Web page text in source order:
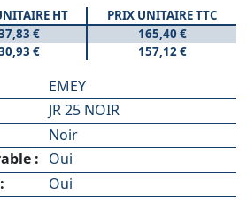
HT
PRIX UNITAIRE TTC
€
165,40 €
€ 157,12 €
EMEY
JR 25 NOIR
Noir
: Oui
Oui